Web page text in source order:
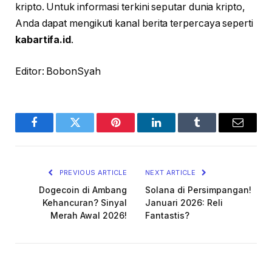
kripto. Untuk informasi terkini seputar dunia kripto,
Anda dapat mengikuti kanal berita terpercaya seperti
kabartifa.id.
Editor: BobonSyah
FacebookTwitter Pinterest LinkedInTumblr Email
PREVIOUS ARTICLE
Dogecoin di Ambang
Kehancuran? Sinyal
Merah Awal 2026!
NEXT ARTICLE
Solana di Persimpangan!
Januari 2026: Reli
Fantastis?